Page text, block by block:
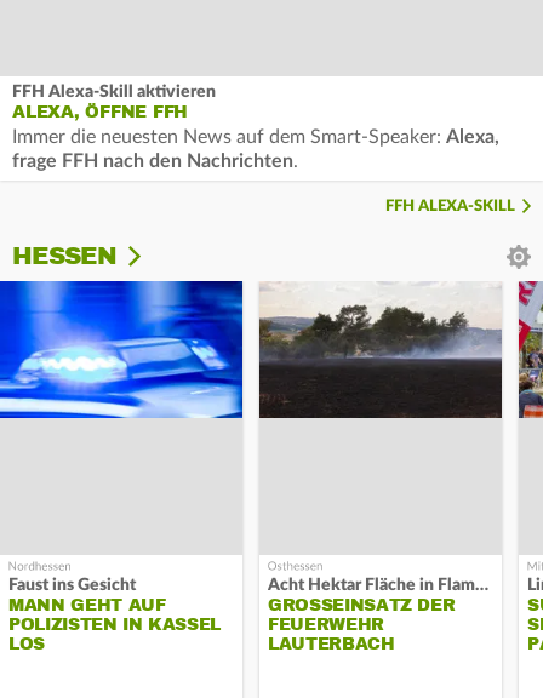
FFH Alexa-Skill aktivieren
ALEXA, ÖFFNE FFH
Immer die neuesten News auf dem Smart-Speaker: Alexa,
frage FFH nach den Nachrichten.
FFH ALEXA-SKILL
HESSEN
Faust ins Gesicht
MANN GEHT AUF
POLIZISTEN IN KASSEL
LOS
Acht Hektar Fläche in Flammen
GROSSEINSATZ DER F
EUERWEHR L
AUTERBACH